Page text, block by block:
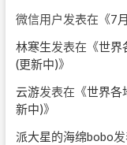
微信用户发表在《7
林寒生发表在《世界
(更新中)》
云游发表在《世界各
新中)》
派大星的海绵bobo